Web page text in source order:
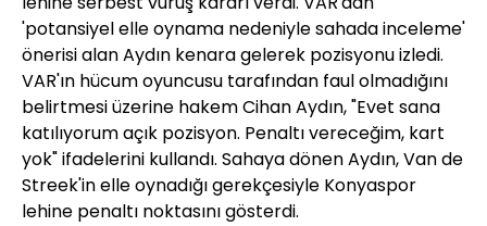
'potansiyel elle oynama nedeniyle sahada inceleme'
önerisi alan Aydın kenara gelerek pozisyonu izledi.
VAR'ın hücum oyuncusu tarafından faul olmadığını
belirtmesi üzerine hakem Cihan Aydın, "Evet sana
katılıyorum açık pozisyon. Penaltı vereceğim, kart
yok" ifadelerini kullandı. Sahaya dönen Aydın, Van de
Streek'in elle oynadığı gerekçesiyle Konyaspor
lehine penaltı noktasını gösterdi.